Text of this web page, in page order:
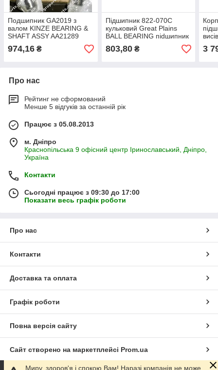
Подшипник GA2019 з
валом KINZE BEARING &
SHAFT ASSY AA21289
John Deere 822-127C
підшипник
974,16 ₴
Підшипник 822-070C
кульковий Great Plains
BALL BEARING пidшипник
822-070C
803,80₴ 3
Про нас
Рейтинг не сформований
Менше 5 відгуків за останній рік
Працює з 05.08.2013
м. Дніпро
Краснопільська 9 офісний центр Іринославський, Дніпро,
Україна
Контакти
Сьогодні працює з 09:30 до 17:00
Показати весь графік роботи
Про нас
Контакти
Доставка та оплата
Графік роботи
Повна версія сайту
Сайт створено на маркетплейсі Prom.ua
Миру, здоров'я і спокою Вам! Наразі компанія не може